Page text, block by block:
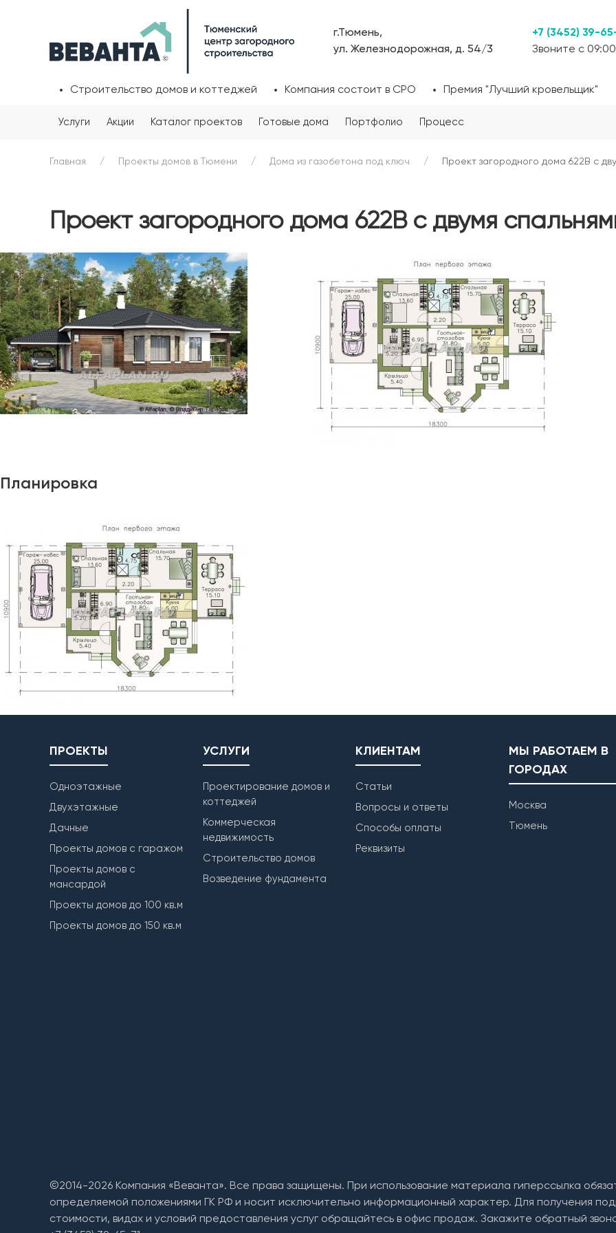
г.Тюмень,
ул. Железнодорожная, д. 54/3
+7 (3452) 39-
Звоните с
Строительство домов и коттеджей Компания состоит в СРО Премия "Лучший кровельщик"
Услуги Акции Каталог проектов Готовые дома Портфолио Процесс
Главная Проекты домов в Тюмени Дома из газобетона под ключ Проект загородного дома 622B с
Проект загородного дома 622B с двумя
Планировка
ПРОЕКТЫ
Одноэтажные
Двухэтажные
Дачные
Проекты домов с гаражом
Проекты домов с
мансардой
Проекты домов до 100 кв.м
Проекты домов до 150 кв.м
УСЛУГИ
Проектирование домов и
коттеджей
Коммерческая
недвижимость
Строительство домов
Возведение фундамента
КЛИЕНТАМ
Статьи
Вопросы и ответы
Способы оплаты
Реквизиты
МЫ РАБОТАЕМ В
ГОРОДАХ
Москва
Тюмень
©2014-2026 Компания «Веванта». Все права защищены. При использование материала гиперссылка
определяемой положениями ГК РФ и носит исключительно информационный характер. Для получения
стоимости, видах и условий предоставления услуг обращайтесь в офис продаж. Закажите обратный